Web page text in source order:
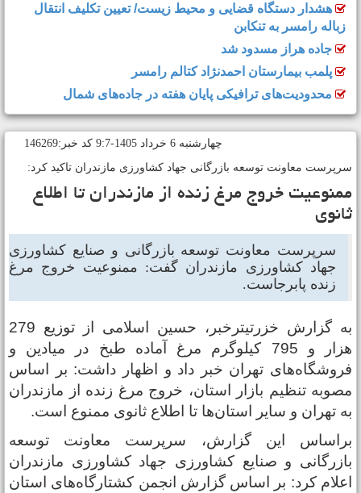
هشدار دستگاه قضایی و محیط زیست/ تعیین تکلیف انتقال
زباله رامسر به تنکابن
جاده هراز مسدود شد
پلمب بیمارستان احمدنژاد کتالم رامسر
محدودیت‌های ترافیکی پایان هفته در جاده‌های شمال
چهارشنبه 6 خرداد 1405-9:7 کد خبر:146269
معاونت توسعه بازرگانی جهاد کشاورزی مازندران تاکید کرد:
خروج مرغ زنده از مازندران تا اطلاع
سرپرست معاونت توسعه بازرگانی و صنایع کشاورزی
جهاد کشاورزی مازندران گفت: ممنوعیت خروج مرغ
زنده پابرجاست.
به گزارش خزرتیترخبر، حسین اسلامی از توزیع 279
هزار و 795 کیلوگرم مرغ آماده طبخ در میادین و
تهران خبر داد و اظهار داشت: بر اساس
تنظیم بازار استان، خروج مرغ زنده از مازندران
تهران و سایر استان‌ها تا اطلاع ثانوی ممنوع است.
این گزارش، سرپرست معاونت توسعه
و صنایع کشاورزی جهاد کشاورزی مازندران
کرد: بر اساس گزارش انجمن کشتارگاه‌های استان